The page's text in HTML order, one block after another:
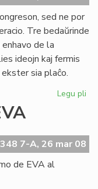
sed ne por
Tre bedaŭrinde
de la
ideojn kaj fermis
sia plaĉo.
Legu pli
7-A, 26 mar 08
de EVA al